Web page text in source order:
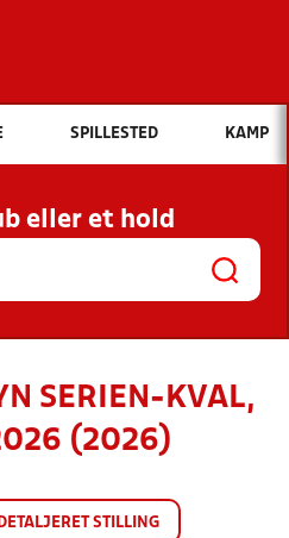
Hvad vil du søge efter?
INDHOLD OG NYHEDER
KLUBBER OG
SPILLESTED KAMP
eller et hold
SERIEN-KVAL,
(2026)
DETALJERET STILLING